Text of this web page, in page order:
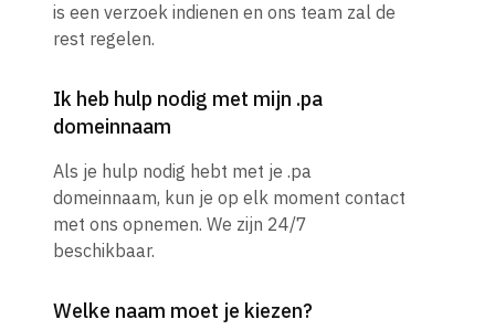
is een verzoek indienen en ons team zal de
rest regelen.
Ik heb hulp nodig met mijn .pa
domeinnaam
Als je hulp nodig hebt met je .pa
domeinnaam, kun je op elk moment contact
met ons opnemen. We zijn 24/7
beschikbaar.
Welke naam moet je kiezen?